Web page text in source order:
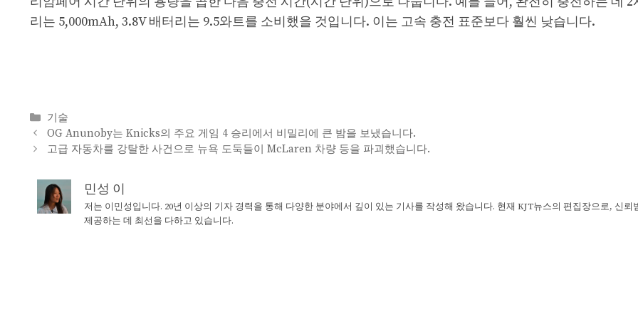
리는 5,000mAh, 3.8V 배터리는 9.5와트를 소비했을 것입니다. 이는 고속 충전 표준보다 훨씬 낮습니다.
Categories
기술
OG Anunoby는 Knicks의 주요 게임 4 승리에서 비밀리에 큰 밤을 보냈습니다.
고급 자동차를 강탈한 사건으로 뉴욕 도둑들이 McLaren 차량 등을 파괴했습니다.
민성 이
저는 이민성입니다. 20년 이상의 기자 경력을 통해 다양한 분야에서 깊이 있는 기사를 작성해 왔습니다. 현재 KJT뉴스의 편집장으로, 신뢰
제공하는 데 최선을 다하고 있습니다.